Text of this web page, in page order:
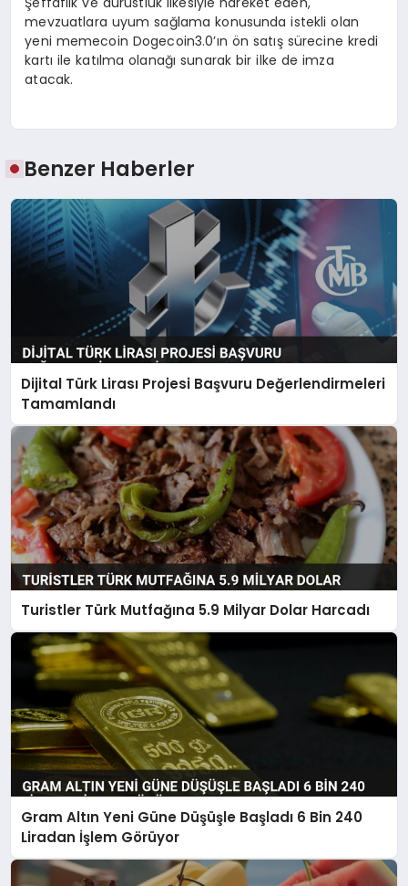
mevzuatlara uyum sağlama konusunda istekli olan
yeni memecoin Dogecoin3.0’ın ön satış sürecine kredi
kartı ile katılma olanağı sunarak bir ilke de imza
atacak.
Benzer Haberler
Dijital Türk Lirası Projesi Başvuru Değerlendirmeleri
Tamamlandı
Turistler Türk Mutfağına 5.9 Milyar Dolar Harcadı
Gram Altın Yeni Güne Düşüşle Başladı 6 Bin 240
Liradan İşlem Görüyor